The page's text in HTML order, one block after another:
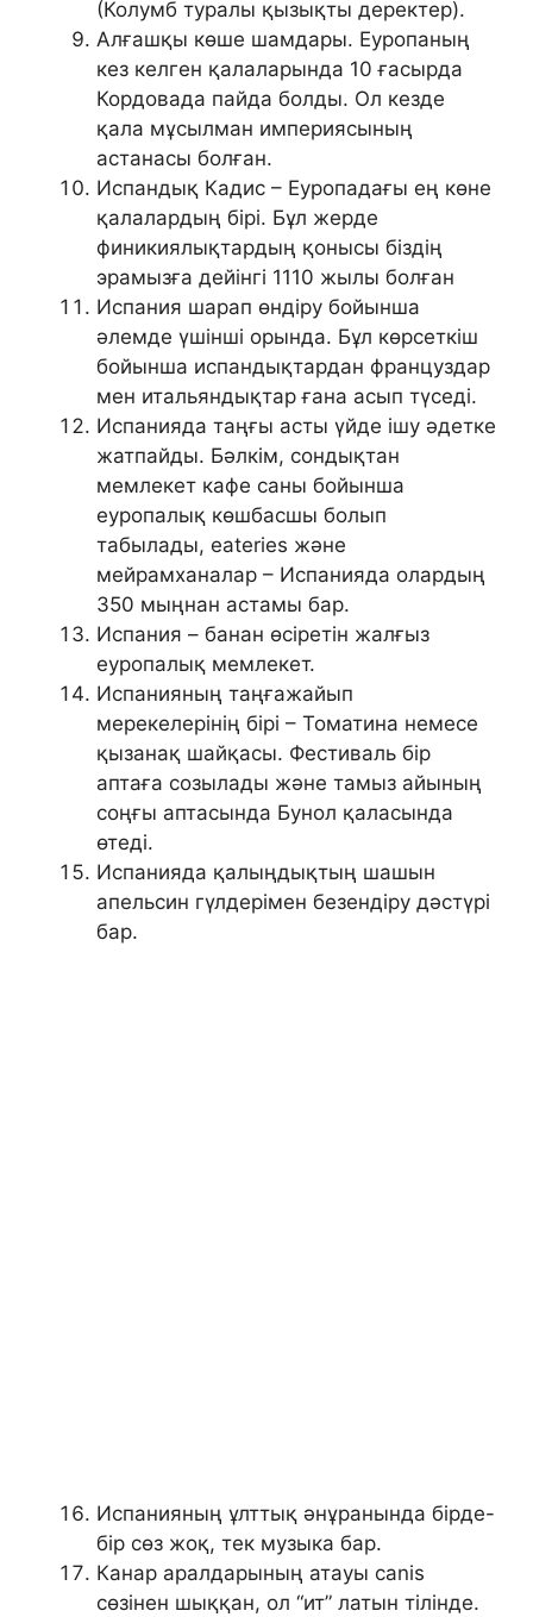
(Колумб туралы қызықты деректер).
Алғашқы көше шамдары. Еуропаның
кез келген қалаларында 10 ғасырда
Кордовада пайда болды. Ол кезде
қала мұсылман империясының
астанасы болған.
Испандық Кадис – Еуропадағы ең көне
қалалардың бірі. Бұл жерде
финикиялықтардың қонысы біздің
эрамызға дейінгі 1110 жылы болған
Испания шарап өндіру бойынша
әлемде үшінші орында. Бұл көрсеткіш
бойынша испандықтардан француздар
мен итальяндықтар ғана асып түседі.
Испанияда таңғы асты үйде ішу әдетке
жатпайды. Бәлкім, сондықтан
мемлекет кафе саны бойынша
еуропалық көшбасшы болып
табылады, eateries және
мейрамханалар – Испанияда олардың
350 мыңнан астамы бар.
Испания – банан өсіретін жалғыз
еуропалық мемлекет.
Испанияның таңғажайып
мерекелерінің бірі – Томатина немесе
қызанақ шайқасы. Фестиваль бір
аптаға созылады және тамыз айының
соңғы аптасында Бунол қаласында
өтеді.
Испанияда қалыңдықтың шашын
апельсин гүлдерімен безендіру дәстүрі
бар.
Испанияның ұлттық әнұранында бірде-
бір сөз жоқ, тек музыка бар.
Канар аралдарының атауы canis
сөзінен шыққан, ол “ит” латын тілінде.